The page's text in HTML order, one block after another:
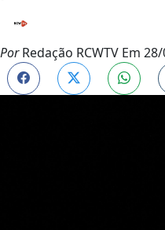
PorRedação RCWTV Em 28/